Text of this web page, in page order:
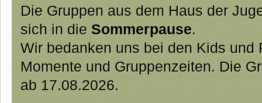
Die Gruppen aus dem Haus der
sich in die Sommerpause.
Wir bedanken uns bei den Kids und
Momente und Gruppenzeiten. Die
ab 17.08.2026.